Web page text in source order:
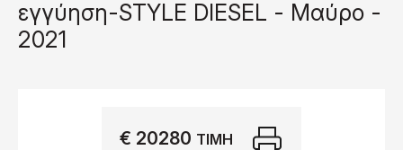
εγγύηση-STYLE DIESEL - Μαύρο -
2021
€ 20280 ΤΙΜΉ Εκτύπωση